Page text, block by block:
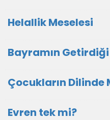
Helallik Meselesi
Bayramın
Çocukların Dilinde
Evren tek mi?